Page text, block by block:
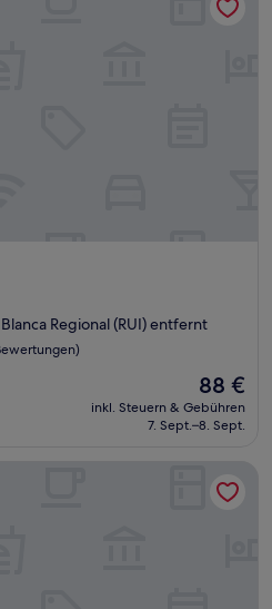
Regional (RUI) entfernt
Der
Preis
beträgt
88 €
inkl. Steuern & Gebühren
7. Sept.–8. Sept.